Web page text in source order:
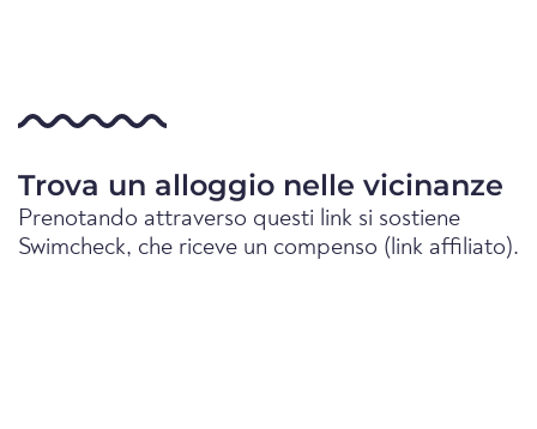
Trova un alloggio nelle vicinanze
Prenotando attraverso questi link si sostiene
Swimcheck, che riceve un compenso (link affiliato).